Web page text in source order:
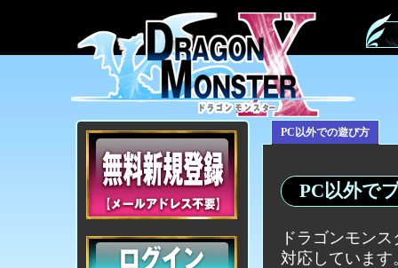
PC以外での遊び方
PC以外で
ドラゴンモン
対応しています